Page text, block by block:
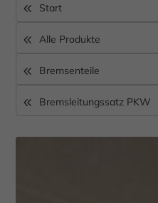
Start
Alle Produkte
Bremsenteile
Bremsleitungssatz PKW